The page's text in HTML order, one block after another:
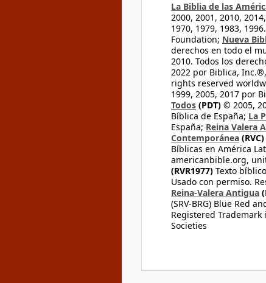
La Biblia de las
2000, 2001, 2010,
1970, 1979, 1983,
Foundation; Nueva
derechos en todo el
2010. Todos los
2022 por Biblica,
rights reserved
1999, 2005, 2017 por
Todos (PDT) © 2005,
Bíblica de España; La
España; Reina Valera
Contemporánea (RVC)
Bíblicas en América
americanbible.org,
(RVR1977) Texto
Usado con permiso.
Reina-Valera Antigua
(SRV-BRG) Blue Red
Registered Trademark
Societies